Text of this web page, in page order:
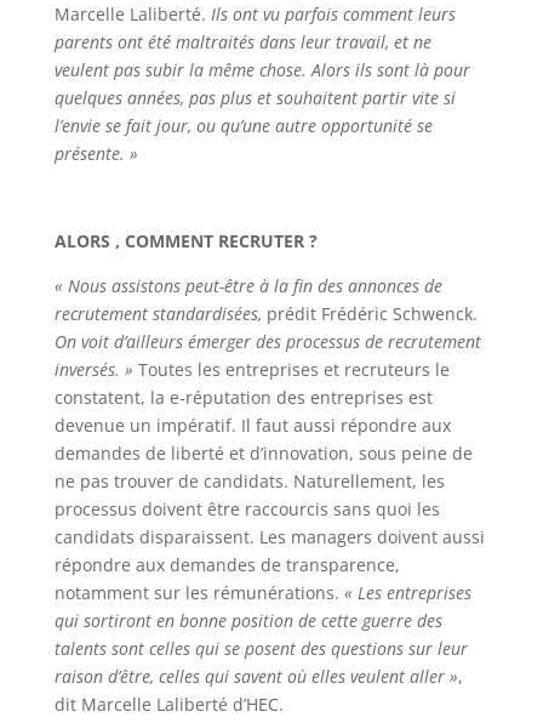
Marcelle Laliberté. Ils ont vu parfois comment leurs
parents ont été maltraités dans leur travail, et ne
veulent pas subir la même chose. Alors ils sont là pour
quelques années, pas plus et souhaitent partir vite si
l’envie se fait jour, ou qu’une autre opportunité se
présente. »
ALORS , COMMENT RECRUTER ?
« Nous assistons peut-être à la fin des annonces de
recrutement standardisées, prédit Frédéric Schwenck.
On voit d’ailleurs émerger des processus de recrutement
inversés. » Toutes les entreprises et recruteurs le
constatent, la e-réputation des entreprises est
devenue un impératif. Il faut aussi répondre aux
demandes de liberté et d’innovation, sous peine de
ne pas trouver de candidats. Naturellement, les
processus doivent être raccourcis sans quoi les
candidats disparaissent. Les managers doivent aussi
répondre aux demandes de transparence,
notamment sur les rémunérations. « Les entreprises
qui sortiront en bonne position de cette guerre des
talents sont celles qui se posent des questions sur leur
raison d’être, celles qui savent où elles veulent aller »,
dit Marcelle Laliberté d’HEC.